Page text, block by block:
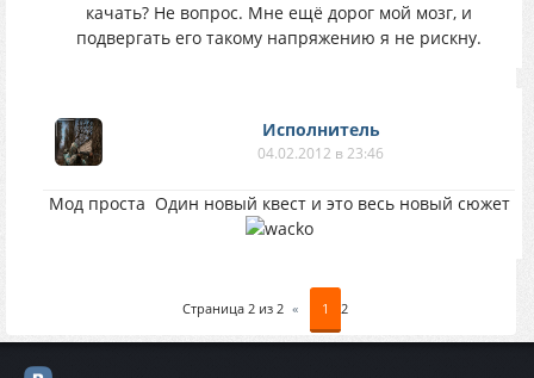
качать? Не вопрос. Мне ещё дорог мой мозг, и
подвергать его такому напряжению я не рискну.
Исполнитель
04.02.2012 в 23:46
Мод проста Один новый квест и это весь новый сюжет
Страница 2 из 2 « 1 2